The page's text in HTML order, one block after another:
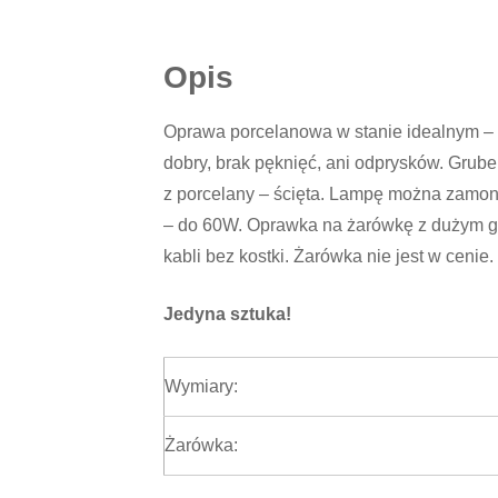
Opis
Oprawa porcelanowa w stanie idealnym
dobry, brak pęknięć, ani odprysków.
z porcelany – ścięta. Lampę można
– do 60W. Oprawka na żarówkę z dużym
kabli bez kostki. Żarówka nie jest w cenie.
Jedyna sztuka!
Wymiary:
Żarówka: